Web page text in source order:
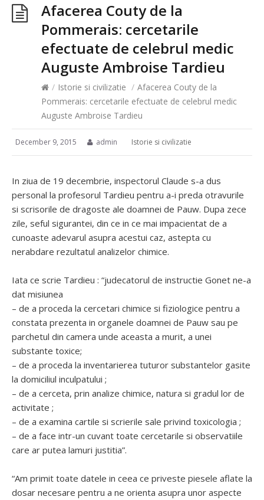
Afacerea Couty de la
Pommerais: cercetarile
efectuate de celebrul medic
Auguste Ambroise Tardieu
/ Istorie si civilizatie / Afacerea Couty de la
Pommerais: cercetarile efectuate de celebrul medic
Auguste Ambroise Tardieu
December 9, 2015 admin Istorie si civilizatie
In ziua de 19 decembrie, inspectorul Claude s-a dus
personal la profesorul Tardieu pentru a-i preda otravurile
si scrisorile de dragoste ale doamnei de Pauw. Dupa zece
zile, seful sigurantei, din ce in ce mai impacientat de a
cunoaste adevarul asupra acestui caz, astepta cu
nerabdare rezultatul analizelor chimice.
Iata ce scrie Tardieu : “judecatorul de instructie Gonet ne-a
dat misiunea
– de a proceda la cercetari chimice si fiziologice pentru a
constata prezenta in organele doamnei de Pauw sau pe
parchetul din camera unde aceasta a murit, a unei
substante toxice;
– de a proceda la inventarierea tuturor substantelor gasite
la domiciliul inculpatului ;
– de a cerceta, prin analize chimice, natura si gradul lor de
activitate ;
– de a examina cartile si scrierile sale privind toxicologia ;
– de a face intr-un cuvant toate cercetarile si observatiile
care ar putea lamuri justitia”.
“Am primit toate datele in ceea ce priveste piesele aflate la
dosar necesare pentru a ne orienta asupra unor aspecte